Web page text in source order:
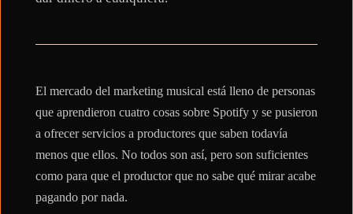
El mercado del marketing musical está lleno de personas
que aprendieron cuatro cosas sobre Spotify y se pusieron
a ofrecer servicios a productores que saben todavía
menos que ellos. No todos son así, pero son suficientes
como para que el productor que no sabe qué mirar acabe
pagando por nada.